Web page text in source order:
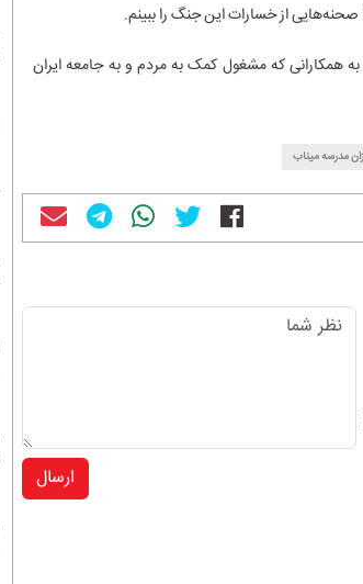
صحنه‌هایی از خسارات این جنگ را ببینم.
همکارانی که مشغول کمک به مردم و به جامعه ایران
مدرسه میناب
ارسال